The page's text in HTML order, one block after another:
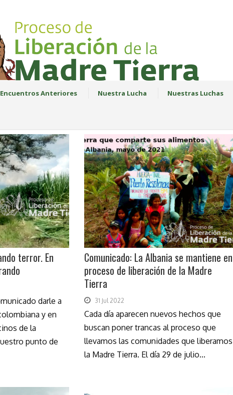
Encuentros Anteriores Nuestra Lucha Nuestras Luchas
terror. En
darle a
y en
de la
punto de
Comunicado: La Albania se mantiene en
proceso de liberación de la Madre
Tierra
31 Jul 2022
Cada día aparecen nuevos hechos que
buscan poner trancas al proceso que
llevamos las comunidades que liberamos
la Madre Tierra. El día 29 de julio...